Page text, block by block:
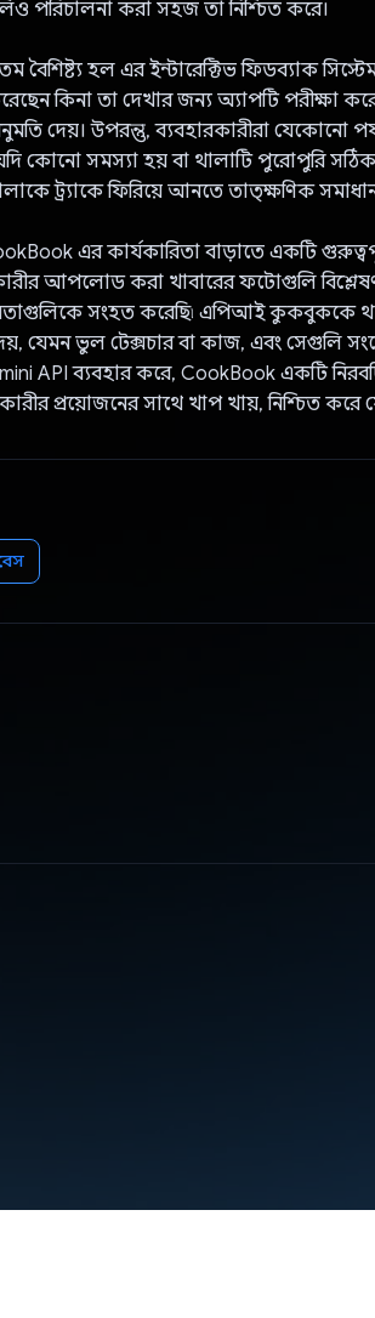
পরিচালনা করা সহজ তা নিশ্চিত করে।
হল এর ইন্টারেক্টিভ ফিডব্যাক
কিনা তা দেখার জন্য অ্যাপটি পরীক্ষা
দেয়। উপরন্তু, ব্যবহারকারীরা যেকোনো
কোনো সমস্যা হয় বা থালাটি পুরোপুরি
ট্র্যাকে ফিরিয়ে আনতে তাত্ক্ষণিক
এর কার্যকারিতা বাড়াতে একটি
আপলোড করা খাবারের ফটোগুলি বিশ্লেষণ
সংহত করেছি৷ এপিআই কুকবুককে
যেমন ভুল টেক্সচার বা কাজ, এবং সেগুলি
API ব্যবহার করে, CookBook একটি
প্রয়োজনের সাথে খাপ খায়, নিশ্চিত করে